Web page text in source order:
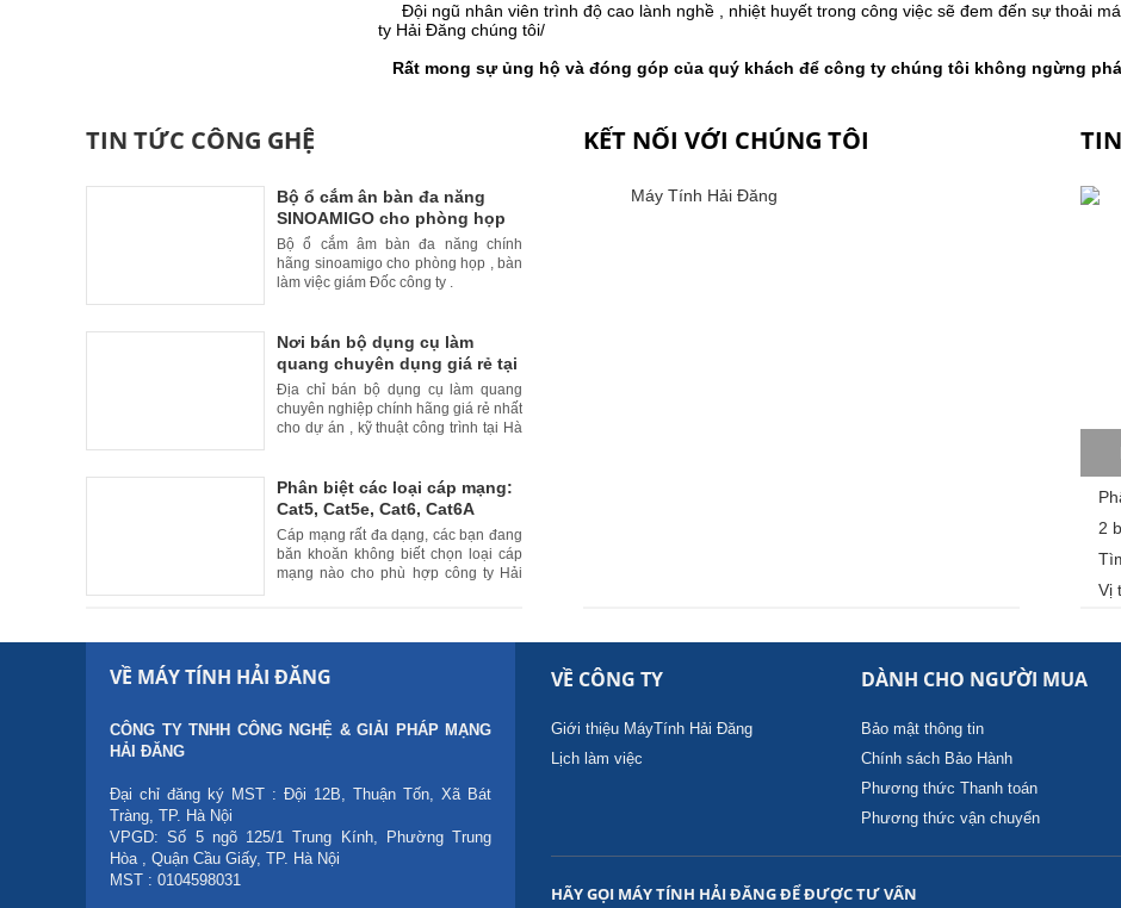
Đội ngũ nhân viên trình độ cao lành nghề , nhiệt huyết trong công việc sẽ đem đến sự thoải
ty Hải Đăng chúng tôi/
Rất mong sự ủng hộ và đóng góp của quý khách để công ty chúng tôi không ngừng
TIN TỨC CÔNG GHỆ
Bộ ổ cắm ân bàn đa năng
SINOAMIGO cho phòng họp
,bàn giám đốc
Bộ ổ cắm âm bàn đa năng chính
hãng sinoamigo cho phòng họp , bàn
làm việc giám Đốc công ty .
Nơi bán bộ dụng cụ làm
quang chuyên dụng giá rẻ tại
Hà Nội
Địa chỉ bán bộ dụng cụ làm quang
chuyên nghiệp chính hãng giá rẻ nhất
cho dự án , kỹ thuật công trình tại Hà
Phân biệt các loại cáp mạng:
Cat5, Cat5e, Cat6, Cat6A
Cáp mạng rất đa dạng, các bạn đang
băn khoăn không biết chọn loại cáp
mạng nào cho phù hợp công ty Hải
KẾT NỐI VỚI CHÚNG TÔI
Máy Tính Hải Đăng
2
Vị
HÃY GỌI MÁY TÍNH HẢI ĐĂNG ĐỂ ĐƯỢC TƯ VẤN
VỀ MÁY TÍNH HẢI ĐĂNG
CÔNG TY TNHH CÔNG NGHỆ & GIẢI PHÁP MẠNG
HẢI ĐĂNG
Đại chỉ đăng ký MST : Đội 12B, Thuận Tốn, Xã Bát
Tràng, TP. Hà Nội
VPGD: Số 5 ngõ 125/1 Trung Kính, Phường Trung
Hòa , Quận Cầu Giấy, TP. Hà Nội
MST : 0104598031
VỀ CÔNG TY
Giới thiệu MáyTính Hải Đăng
Lịch làm việc
DÀNH CHO NGƯỜI MUA
Bảo mật thông tin
Chính sách Bảo Hành
Phương thức Thanh toán
Phương thức vận chuyển